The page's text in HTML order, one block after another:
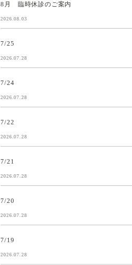
8月 臨時休診のご案内
2026.08.03
7/25
2026.07.28
7/24
2026.07.28
7/22
2026.07.28
7/21
2026.07.28
7/20
2026.07.28
7/19
2026.07.28